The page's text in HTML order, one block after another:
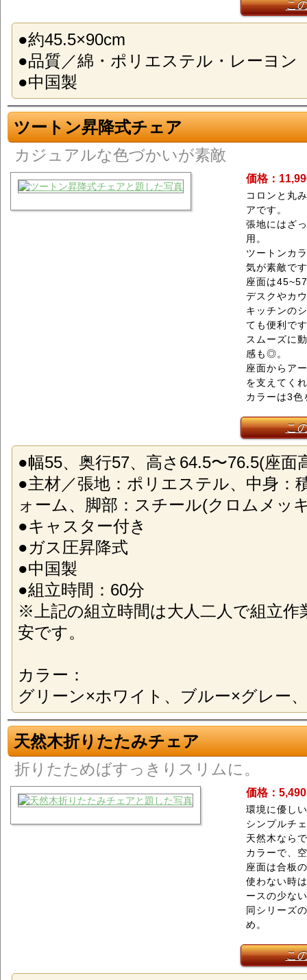
こ
●約45.5×90cm
●品質／綿・ポリエステル・レーヨン
●中国製
ツートン昇降式チェア
カジュアルな色づかいが素敵
価格：
コロンと丸
アです。
張地にはざ
用。
ツートンカ
気が素敵で
座面は
デスクやカ
キッチンの
ても便利で
スムーズに
感も◎。
座面からア
を支えてく
カラーは3色
こ
●幅55、奥行57、高さ64.5〜76.5(座面
●主材／張地：ポリエステル、中身：
ォーム、脚部：スチール(クロムメッ
●キャスター付き
●ガス圧昇降式
●中国製
●組立時間：60分
※上記の組立時間は大人二人で組立作
安です。
カラー：
グリーン×ホワイト、ブルー×グレー
天然木折りたたみチェア
折りたためばすっきりスリムに。
価格：
環境に優し
シンプルチ
天然木なら
カラーで、
座面は合板
使わない時
ースの少な
同シリーズ
め。
こ